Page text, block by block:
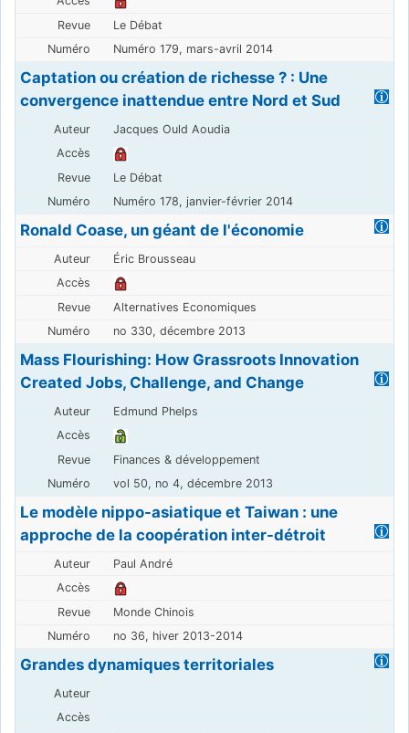
Le Débat
Numéro 179, mars-avril 2014
Captation ou création de richesse ? : Une
convergence inattendue entre Nord et Sud
Jacques Ould Aoudia
Le Débat
Numéro 178, janvier-février 2014
Ronald Coase, un géant de l'économie
Éric Brousseau
Alternatives Economiques
no 330, décembre 2013
Mass Flourishing: How Grassroots Innovation
Created Jobs, Challenge, and Change
Edmund Phelps
Finances & développement
vol 50, no 4, décembre 2013
Le modèle nippo-asiatique et Taiwan : une
approche de la coopération inter-détroit
Paul André
Monde Chinois
no 36, hiver 2013-2014
Grandes dynamiques territoriales